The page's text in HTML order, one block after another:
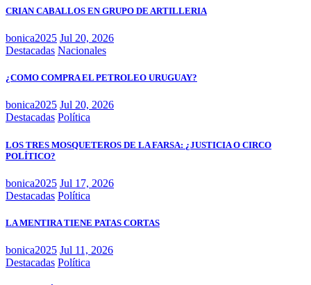
CRIAN CABALLOS EN GRUPO DE ARTILLERIA
bonica2025 Jul 20, 2026
Destacadas Nacionales
¿COMO COMPRA EL PETROLEO URUGUAY?
bonica2025 Jul 20, 2026
Destacadas Política
LOS TRES MOSQUETEROS DE LA FARSA: ¿JUSTICIA O CIRCO
POLÍTICO?
bonica2025 Jul 17, 2026
Destacadas Política
LA MENTIRA TIENE PATAS CORTAS
bonica2025 Jul 11, 2026
Destacadas Política